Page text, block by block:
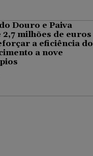
Douro e Paiva
2,7 milhões de euros
a eficiência do
a nove